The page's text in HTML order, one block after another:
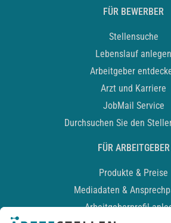
FÜR BEWERBER
Stellensuche
Lebenslauf anlegen
Arbeitgeber
Arzt und Karriere
JobMail Service
Durchsuchen Sie den
FÜR ARBEITGEBER
Produkte & Preise
Mediadaten &
Arbeitgeberprofil